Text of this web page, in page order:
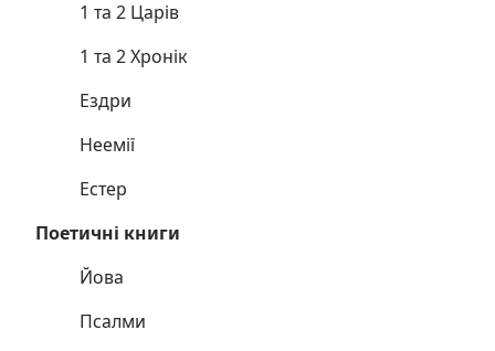
1 та 2 Царів
1 та 2 Хронік
Ездри
Неемії
Естер
Поетичні книги
Йова
Псалми